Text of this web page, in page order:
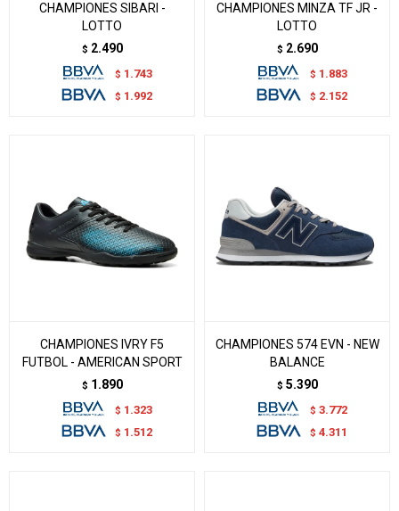
CHAMPIONES SIBARI -
LOTTO
$ 2.490
$ 1.743
$ 1.992
CHAMPIONES MINZA TF JR -
LOTTO
$ 2.690
$ 1.883
$ 2.152
CHAMPIONES IVRY F5
FUTBOL - AMERICAN SPORT
$ 1.890
$ 1.323
$ 1.512
CHAMPIONES 574 EVN - NEW
BALANCE
$ 5.390
$ 3.772
$ 4.311